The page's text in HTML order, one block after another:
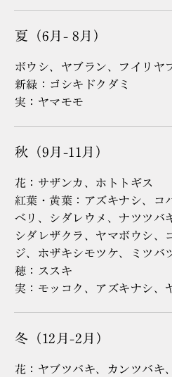
夏（6月- 8月）
ボウシ、ヤブラン、フイリヤ
新緑：ゴシキドクダミ
実：ヤマモモ
秋（9月-11月）
花：サザンカ、ホトトギス
紅葉・黄葉：アズキナシ、コ
ベリ、シダレウメ、ナツツバ
シダレザクラ、ヤマボウシ、
ジ、ホザキシモツケ、ミツバ
穂：ススキ
実：モッコク、アズキナシ、
冬（12月-2月）
花：ヤブツバキ、カンツバキ